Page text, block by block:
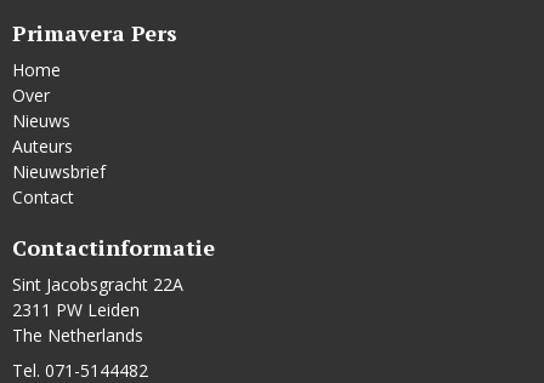
Primavera Pers
Home
Over
Nieuws
Auteurs
Nieuwsbrief
Contact
Contactinformatie
Sint Jacobsgracht 22A
2311 PW Leiden
The Netherlands
Tel. 071-5144482